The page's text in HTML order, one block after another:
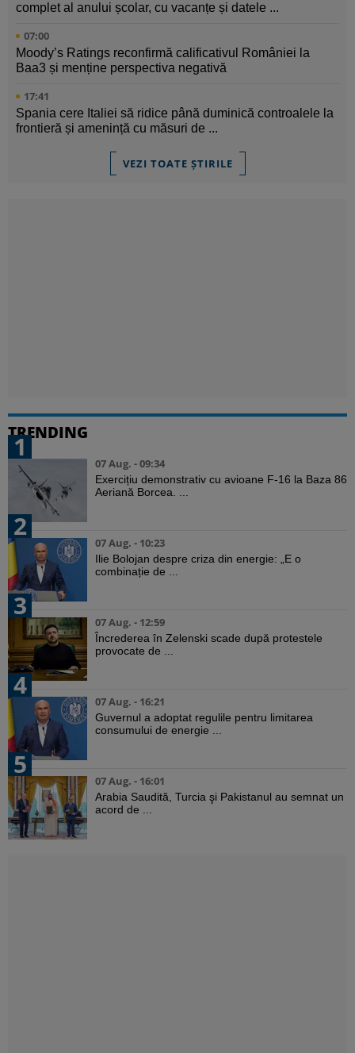
complet al anului școlar, cu vacanțe și datele ...
07:00
Moody’s Ratings reconfirmă calificativul României la
Baa3 și menține perspectiva negativă
17:41
Spania cere Italiei să ridice până duminică controalele la
frontieră și amenință cu măsuri de ...
VEZI TOATE ȘTIRILE
TRENDING
1
07 Aug. - 09:34
Exercițiu demonstrativ cu avioane F-16 la Baza 86
Aeriană Borcea. ...
2
07 Aug. - 10:23
Ilie Bolojan despre criza din energie: „E o
combinație de ...
3
07 Aug. - 12:59
Încrederea în Zelenski scade după protestele
provocate de ...
4
07 Aug. - 16:21
Guvernul a adoptat regulile pentru limitarea
consumului de energie ...
5
07 Aug. - 16:01
Arabia Saudită, Turcia şi Pakistanul au semnat un
acord de ...